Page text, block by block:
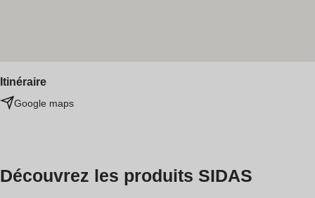
Itinéraire
Google maps
Découvrez les produits SIDAS